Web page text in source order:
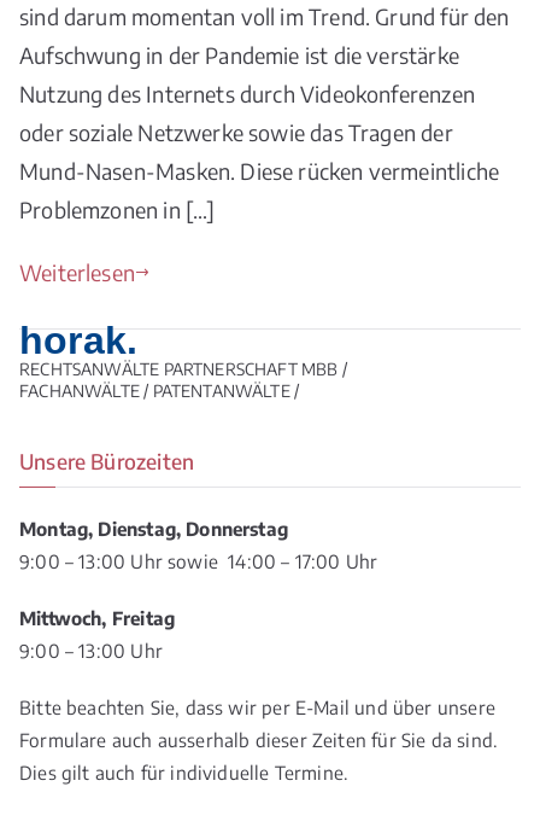
sind darum momentan voll im Trend. Grund für den
Aufschwung in der Pandemie ist die verstärke
Nutzung des Internets durch Videokonferenzen
oder soziale Netzwerke sowie das Tragen der
Mund-Nasen-Masken. Diese rücken vermeintliche
Problemzonen in […]
Weiterlesen
horak.
RECHTSANWÄLTE PARTNERSCHAFT MBB /
FACHANWÄLTE / PATENTANWÄLTE /
Unsere Bürozeiten
Montag, Dienstag, Donnerstag
9:00 – 13:00 Uhr sowie 14:00 – 17:00 Uhr
Mittwoch, Freitag
9:00 – 13:00 Uhr
Bitte beachten Sie, dass wir per E-Mail und über unsere
Formulare auch ausserhalb dieser Zeiten für Sie da sind.
Dies gilt auch für individuelle Termine.